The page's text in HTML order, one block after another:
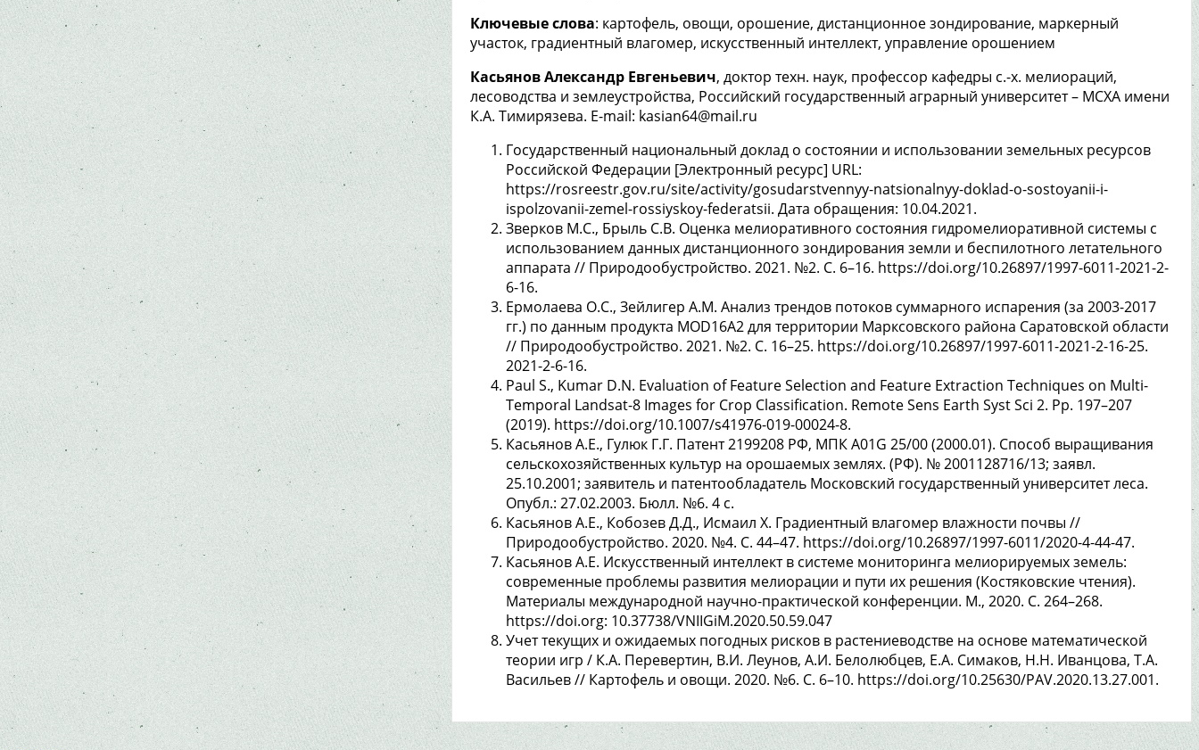
Ключевые слова: картофель, овощи, орошение, дистанционное зондирование, маркерный
участок, градиентный влагомер, искусственный интеллект, управление орошением
Касьянов Александр Евгеньевич, доктор техн. наук, профессор кафедры с.-х. мелиораций,
лесоводства и землеустройства, Российский государственный аграрный университет – МСХА имени
К.А. Тимирязева. E-mail: kasian64@mail.ru
Государственный национальный доклад о состоянии и использовании земельных ресурсов
Российской Федерации [Электронный ресурс] URL:
https://rosreestr.gov.ru/site/activity/gosudarstvennyy-natsionalnyy-doklad-o-sostoyanii-i-
ispolzovanii-zemel-rossiyskoy-federatsii. Дата обращения: 10.04.2021.
Зверков М.С., Брыль С.В. Оценка мелиоративного состояния гидромелиоративной системы с
использованием данных дистанционного зондирования земли и беспилотного летательного
аппарата // Природообустройство. 2021. №2. С. 6–16. https://doi.org/10.26897/1997-6011-2021-2-
6-16.
Ермолаева О.С., Зейлигер А.М. Анализ трендов потоков суммарного испарения (за 2003-2017
гг.) по данным продукта MOD16A2 для территории Марксовского района Саратовской области
// Природообустройство. 2021. №2. С. 16–25. https://doi.org/10.26897/1997-6011-2021-2-16-25.
2021-2-6-16.
Paul S., Kumar D.N. Evaluation of Feature Selection and Feature Extraction Techniques on Multi-
Temporal Landsat-8 Images for Crop Classification. Remote Sens Earth Syst Sci 2. Pp. 197–207
(2019). https://doi.org/10.1007/s41976-019-00024-8.
Касьянов А.Е., Гулюк Г.Г. Патент 2199208 РФ, МПК A01G 25/00 (2000.01). Способ выращивания
сельскохозяйственных культур на орошаемых землях. (РФ). № 2001128716/13; заявл.
25.10.2001; заявитель и патентообладатель Московский государственный университет леса.
Опубл.: 27.02.2003. Бюлл. №6. 4 с.
Касьянов А.Е., Кобозев Д.Д., Исмаил Х. Градиентный влагомер влажности почвы //
Природообустройство. 2020. №4. С. 44–47. https://doi.org/10.26897/1997-6011/2020-4-44-47.
Касьянов А.Е. Искусственный интеллект в системе мониторинга мелиорируемых земель:
cовременные проблемы развития мелиорации и пути их решения (Костяковские чтения).
Материалы международной научно-практической конференции. М., 2020. С. 264–268.
https://doi.org: 10.37738/VNIIGiM.2020.50.59.047
Учет текущих и ожидаемых погодных рисков в растениеводстве на основе математической
теории игр / К.А. Перевертин, В.И. Леунов, А.И. Белолюбцев, Е.А. Симаков, Н.Н. Иванцова, Т.А.
Васильев // Картофель и овощи. 2020. №6. С. 6–10. https://doi.org/10.25630/PAV.2020.13.27.001.